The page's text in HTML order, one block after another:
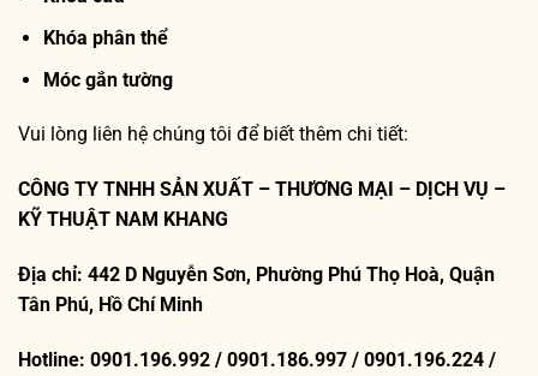
Khóa phân thể
Móc gắn tường
Vui lòng liên hệ chúng tôi để biết thêm chi tiết:
CÔNG TY TNHH SẢN XUẤT – THƯƠNG MẠI – DỊCH VỤ –
KỸ THUẬT NAM KHANG
Địa chỉ: 442 D Nguyễn Sơn, Phường Phú Thọ Hoà, Quận
Tân Phú, Hồ Chí Minh
Hotline: 0901.196.992 / 0901.186.997 / 0901.196.224 /